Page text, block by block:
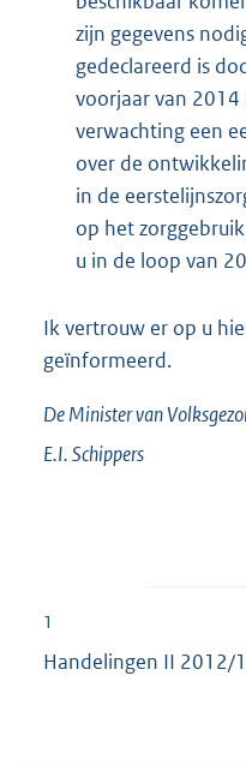
zijn gegevens
gedeclareerd is
voorjaar van 2014
verwachting een
over de
in de
op het
u in de loop van
Ik vertrouw er op u
geïnformeerd.
De Ministervan
E.I.Schippers
1
Handelingen II 2012/